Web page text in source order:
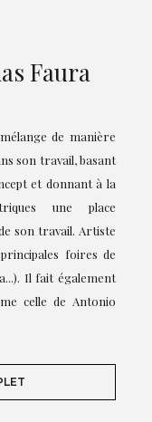
Faura
de manière
son travail, basant
et donnant à la
une place
son travail. Artiste
foires de
Il fait également
celle de Antonio